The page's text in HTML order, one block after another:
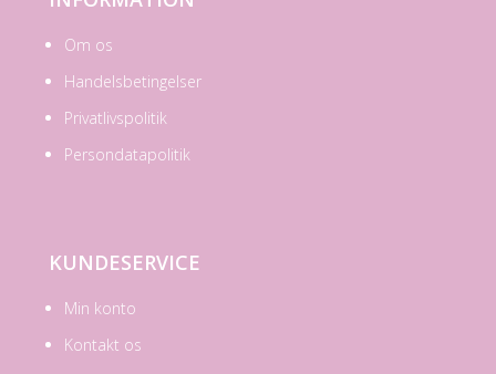
Om os
Handelsbetingelser
Privatlivspolitik
Persondatapolitik
KUNDESERVICE
Min konto
Kontakt os